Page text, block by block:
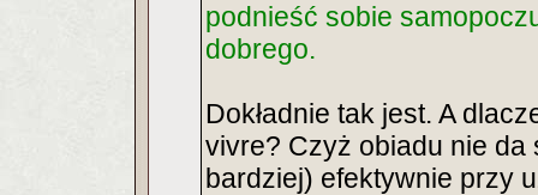
podnieść sobie
dobrego.
Dokładnie tak jest. A
vivre? Czyż obiadu nie da
bardziej) efektywnie przy